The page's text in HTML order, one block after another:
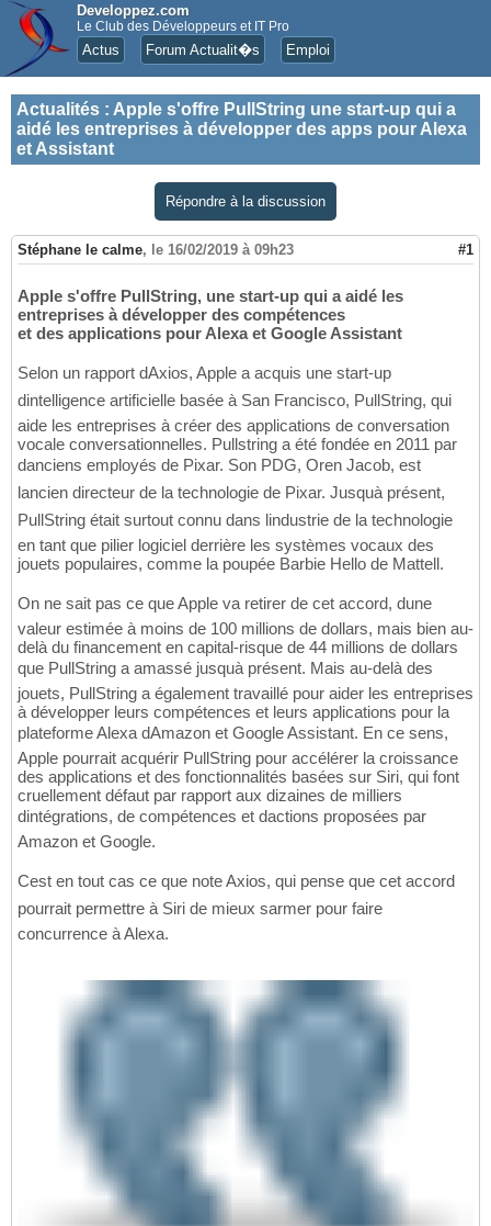
Developpez.com
Le Club des Développeurs et IT Pro
Actus Forum Actualit�s Emploi
Actualités : Apple s'offre PullString une start-up qui a
aidé les entreprises à développer des apps pour Alexa
et Assistant
Répondre à la discussion
Stéphane le calme, le 16/02/2019 à 09h23 #1
Apple s'offre PullString, une start-up qui a aidé les
entreprises à développer des compétences
et des applications pour Alexa et Google Assistant
Selon un rapport dAxios, Apple a acquis une start-up
dintelligence artificielle basée à San Francisco, PullString, qui
aide les entreprises à créer des applications de conversation
vocale conversationnelles. Pullstring a été fondée en 2011 par
danciens employés de Pixar. Son PDG, Oren Jacob, est
lancien directeur de la technologie de Pixar. Jusquà présent,
PullString était surtout connu dans lindustrie de la technologie
en tant que pilier logiciel derrière les systèmes vocaux des
jouets populaires, comme la poupée Barbie Hello de Mattell.
On ne sait pas ce que Apple va retirer de cet accord, dune
valeur estimée à moins de 100 millions de dollars, mais bien au-
delà du financement en capital-risque de 44 millions de dollars
que PullString a amassé jusquà présent. Mais au-delà des
jouets, PullString a également travaillé pour aider les entreprises
à développer leurs compétences et leurs applications pour la
plateforme Alexa dAmazon et Google Assistant. En ce sens,
Apple pourrait acquérir PullString pour accélérer la croissance
des applications et des fonctionnalités basées sur Siri, qui font
cruellement défaut par rapport aux dizaines de milliers
dintégrations, de compétences et dactions proposées par
Amazon et Google.
Cest en tout cas ce que note Axios, qui pense que cet accord
pourrait permettre à Siri de mieux sarmer pour faire
concurrence à Alexa.